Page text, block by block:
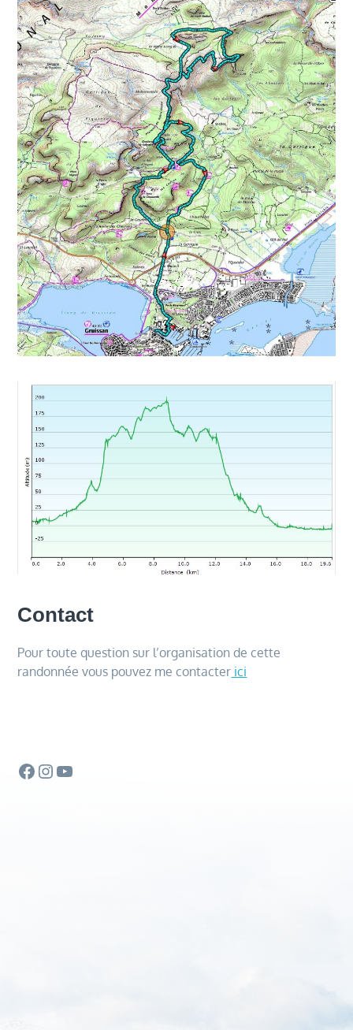
Contact
Pour toute question sur l’organisation de cette
randonnée vous pouvez me contacter ici
Facebook
Instagram
YouTube